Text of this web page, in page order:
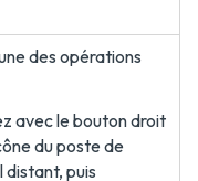
des opérations
avec le bouton droit
du poste de
distant, puis